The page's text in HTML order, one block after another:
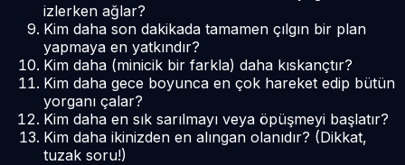
izlerken ağlar?
Kim daha son dakikada tamamen çılgın bir plan
yapmaya en yatkındır?
Kim daha (minicik bir farkla) daha kıskançtır?
Kim daha gece boyunca en çok hareket edip bütün
yorganı çalar?
Kim daha en sık sarılmayı veya öpüşmeyi başlatır?
Kim daha ikinizden en alıngan olanıdır? (Dikkat,
tuzak soru!)